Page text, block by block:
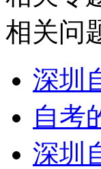
相关问
深圳
自考
深圳